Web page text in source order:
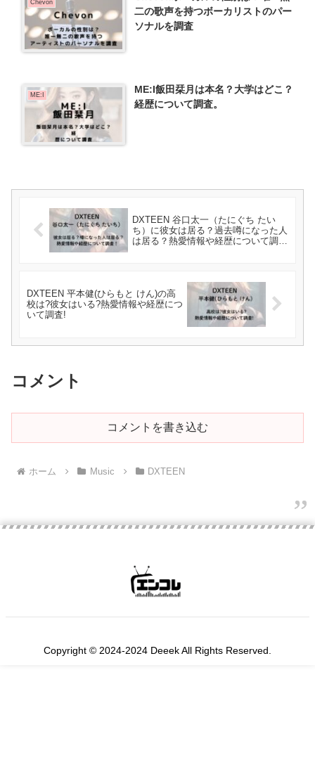
Chevon
二の歌声を持つボーカリストのパー
ソナルを調査
ME:I
ME:I飯田栞月は本名？大学はどこ？
経歴について調査。
DXTEEN 谷口太一（たにぐち たい
ち）に彼女は居る？過去噂になった人
は居る？熱愛情報や経歴について調
DXTEEN 平本健(ひらもと けん)の高
校は?彼女はいる?熱愛情報や経歴につ
いて調査!
コメント
コメントを書き込む
ホーム Music DXTEEN
Copyright © 2024-2024 Deeek All Rights Reserved.